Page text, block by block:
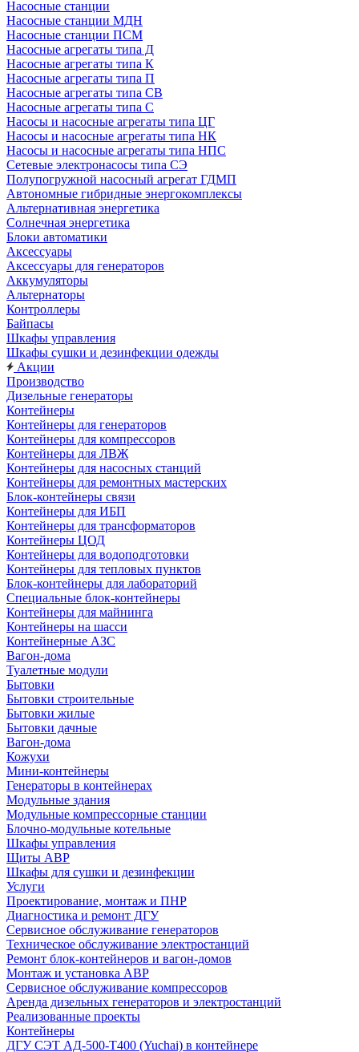
Насосные станции
Насосные станции МДН
Насосные станции ПСМ
Насосные агрегаты типа Д
Насосные агрегаты типа К
Насосные агрегаты типа П
Насосные агрегаты типа СВ
Насосные агрегаты типа С
Насосы и насосные агрегаты типа ЦГ
Насосы и насосные агрегаты типа НК
Насосы и насосные агрегаты типа НПС
Сетевые электронасосы типа СЭ
Полупогружной насосный агрегат ГДМП
Автономные гибридные энергокомплексы
Альтернативная энергетика
Солнечная энергетика
Блоки автоматики
Аксессуары
Аксессуары для генераторов
Аккумуляторы
Альтернаторы
Контроллеры
Байпасы
Шкафы управления
Шкафы сушки и дезинфекции одежды
Акции
Производство
Дизельные генераторы
Контейнеры
Контейнеры для генераторов
Контейнеры для компрессоров
Контейнеры для ЛВЖ
Контейнеры для насосных станций
Контейнеры для ремонтных мастерских
Блок-контейнеры связи
Контейнеры для ИБП
Контейнеры для трансформаторов
Контейнеры ЦОД
Контейнеры для водоподготовки
Контейнеры для тепловых пунктов
Блок-контейнеры для лабораторий
Специальные блок-контейнеры
Контейнеры для майнинга
Контейнеры на шасси
Контейнерные АЗС
Вагон-дома
Туалетные модули
Бытовки
Бытовки строительные
Бытовки жилые
Бытовки дачные
Вагон-дома
Кожухи
Мини-контейнеры
Генераторы в контейнерах
Модульные здания
Модульные компрессорные станции
Блочно-модульные котельные
Шкафы управления
Щиты АВР
Шкафы для сушки и дезинфекции
Услуги
Проектирование, монтаж и ПНР
Диагностика и ремонт ДГУ
Сервисное обслуживание генераторов
Техническое обслуживание электростанций
Ремонт блок-контейнеров и вагон-домов
Монтаж и установка АВР
Сервисное обслуживание компрессоров
Аренда дизельных генераторов и электростанций
Реализованные проекты
Контейнеры
ДГУ СЭТ АД-500-Т400 (Yuchai) в контейнере